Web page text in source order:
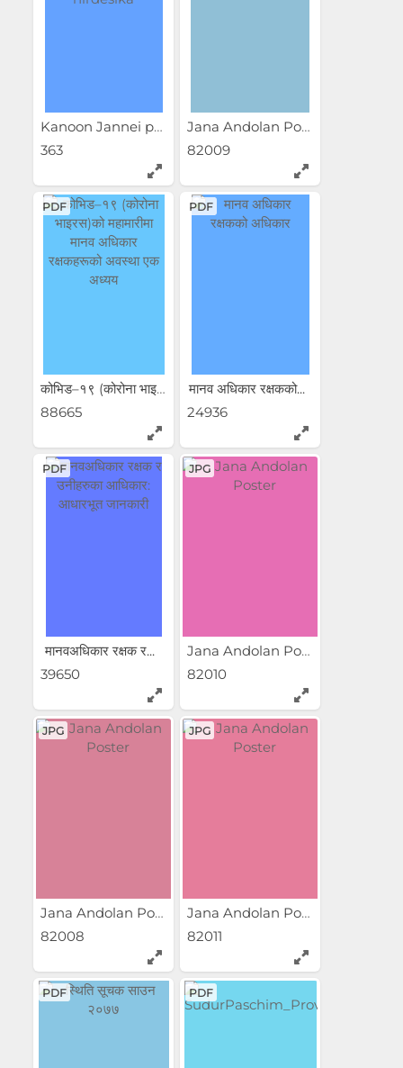
Kanoon Jannei parne...
363
Jana Andolan Poster
82009
PDF
कोभिड–१९ (कोरोना भाइरस)को...
88665
PDF
मानव अधिकार रक्षकको...
24936
PDF
मानवअधिकार रक्षक र...
39650
JPG
Jana Andolan Poster
82010
JPG
Jana Andolan Poster
82008
JPG
Jana Andolan Poster
82011
PDF PDF